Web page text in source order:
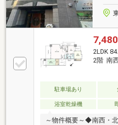
7,480
2LDK
2階 南
駐車場あり
浴室乾燥機
～物件概要～◆南西・